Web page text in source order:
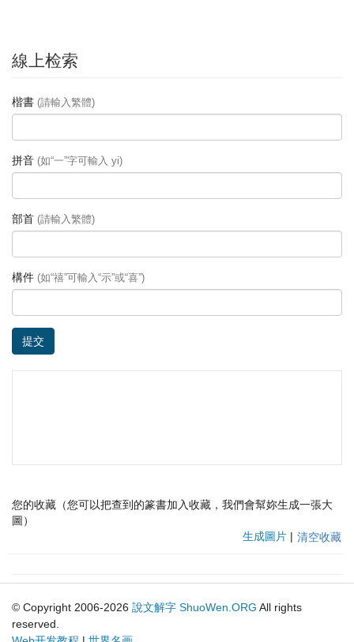
線上检索
楷書 (請輸入繁體)
拼音 (如“一”字可輸入 yi)
部首 (請輸入繁體)
構件 (如“禧”可輸入“示”或“喜”)
提交
您的收藏（您可以把查到的篆書加入收藏，我們會幫妳生成一張大
圖）
生成圖片 | 清空收藏
© Copyright 2006-2026 說文解字 ShuoWen.ORG All rights
reserved.